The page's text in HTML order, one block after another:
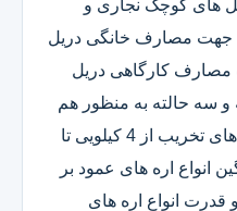
های کوچک نجاری و
جهت مصارف خانگی دریل
کارگاهی دریل
و سه حالته به منظور هم
سوراخکاری و هم تخریب چکش های تخریب از 4 کیلویی تا
انواع اره های عمود بر
قدرت انواع اره های